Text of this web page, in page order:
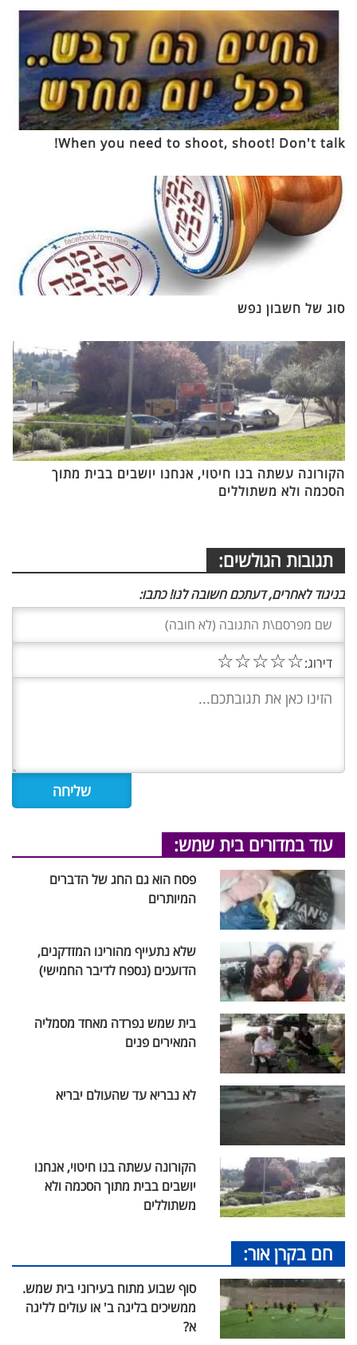
When you need to shoot, shoot! Don't talk!
סוג של חשבון נפש
הקורונה עשתה בנו חיטוי, אנחנו יושבים בבית מתוך
הסכמה ולא משתוללים
תגובות הגולשים:
בניגוד לאחרים, דעתכם חשובה לנו! כתבו:
דירוג:☆
☆
☆
☆
☆
עוד במדורים בית שמש:
פסח הוא גם החג של הדברים
המיותרים
שלא נתעייף מהורינו המזדקנים,
הדועכים (נספח לדיבר החמישי)
בית שמש נפרדה מאחד מסמליה
המאירים פנים
לא נבריא עד שהעולם יבריא
הקורונה עשתה בנו חיטוי, אנחנו
יושבים בבית מתוך הסכמה ולא
משתוללים
חם בקרן אור:
סוף שבוע מתוח בעירוני בית שמש.
ממשיכים בליגה ב' או עולים לליגה
א?